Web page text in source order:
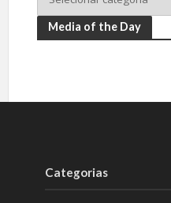
Media of the Day
Categorias